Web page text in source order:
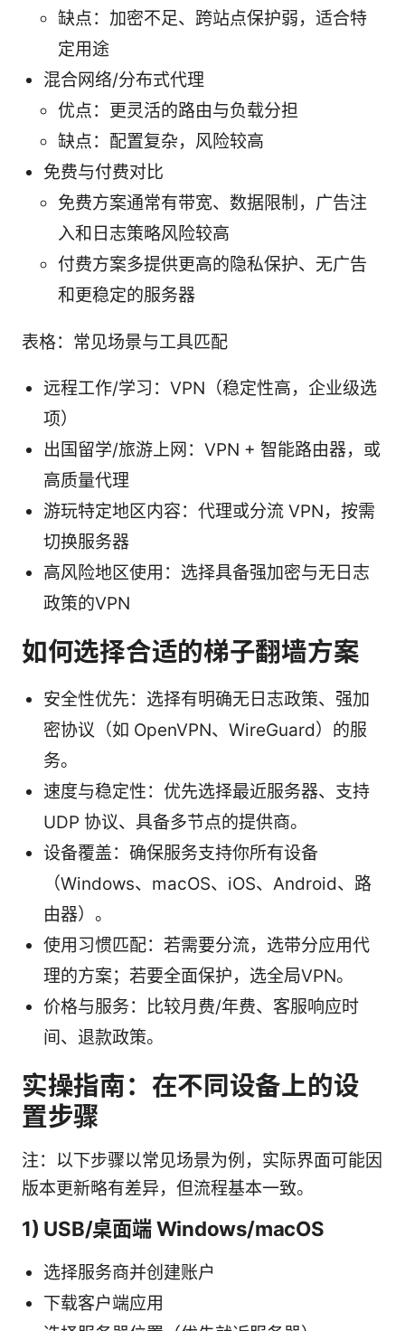
缺点：加密不足、跨站点保护弱，适合特
定用途
混合网络/分布式代理
优点：更灵活的路由与负载分担
缺点：配置复杂，风险较高
免费与付费对比
免费方案通常有带宽、数据限制，广告注
入和日志策略风险较高
付费方案多提供更高的隐私保护、无广告
和更稳定的服务器
表格：常见场景与工具匹配
远程工作/学习：VPN（稳定性高，企业级选
项）
出国留学/旅游上网：VPN + 智能路由器，或
高质量代理
游玩特定地区内容：代理或分流 VPN，按需
切换服务器
高风险地区使用：选择具备强加密与无日志
政策的VPN
如何选择合适的梯子翻墙方案
安全性优先：选择有明确无日志政策、强加
密协议（如 OpenVPN、WireGuard）的服
务。
速度与稳定性：优先选择最近服务器、支持
UDP 协议、具备多节点的提供商。
设备覆盖：确保服务支持你所有设备
（Windows、macOS、iOS、Android、路
由器）。
使用习惯匹配：若需要分流，选带分应用代
理的方案；若要全面保护，选全局VPN。
价格与服务：比较月费/年费、客服响应时
间、退款政策。
实操指南：在不同设备上的设
置步骤
注：以下步骤以常见场景为例，实际界面可能因
版本更新略有差异，但流程基本一致。
1) USB/桌面端 Windows/macOS
选择服务商并创建账户
下载客户端应用